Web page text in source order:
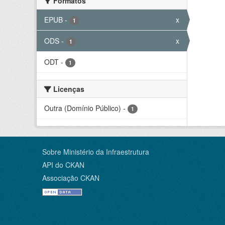
EPUB - 1 x
ODS - 1 x
ODT - 1
Licenças
Outra (Domínio Público) - 1
Sobre Ministério da Infraestrutura
API do CKAN
Associação CKAN